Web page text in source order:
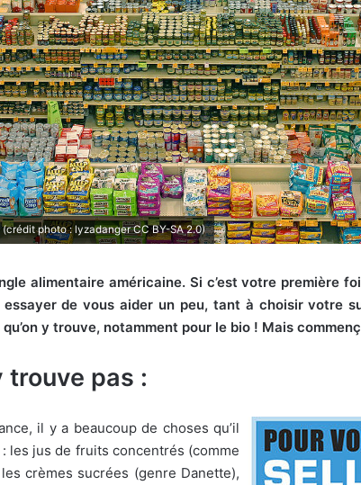
photo : lyzadanger CC BY-SA 2.0)
alimentaire américaine. Si c’est votre première
de vous aider un peu, tant à choisir votre
y trouve, notamment pour le bio ! Mais
trouve pas :
il y a beaucoup de choses qu’il
les jus de fruits concentrés (comme
crèmes sucrées (genre Danette),